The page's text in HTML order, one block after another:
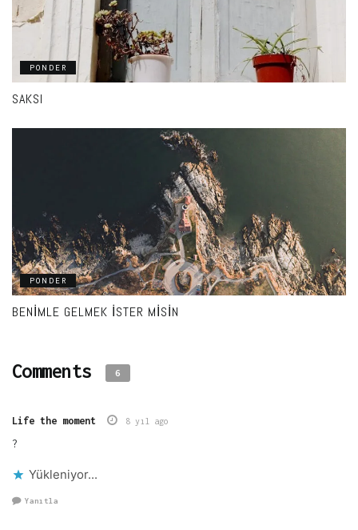
PONDER
SAKSI
PONDER
BENIMLE GELMEK İSTER MISIN
Comments 6
Life the moment 8 yıl ago
?
Yükleniyor...
Yanıtla